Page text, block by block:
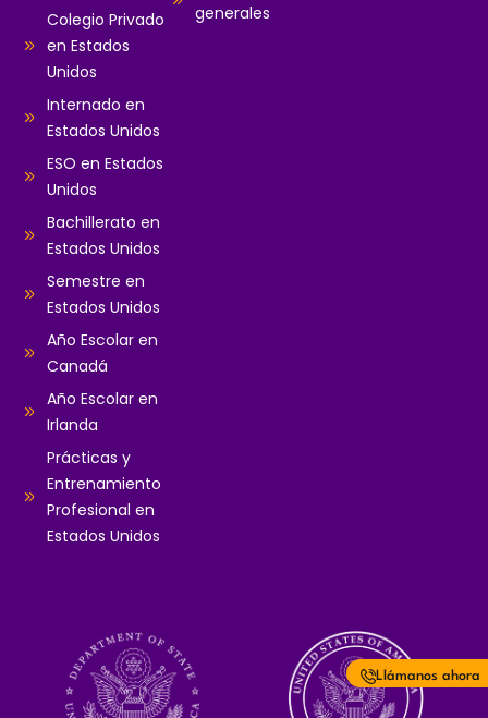
Llámanos ahora
Colegio Privado
en Estados
Unidos
Internado en
Estados Unidos
ESO en Estados
Unidos
Bachillerato en
Estados Unidos
Semestre en
Estados Unidos
Año Escolar en
Canadá
Año Escolar en
Irlanda
Prácticas y
Entrenamiento
Profesional en
Estados Unidos
generales